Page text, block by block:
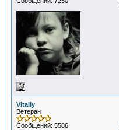
Vitaliy
Ветеран
Сообщений: 5586